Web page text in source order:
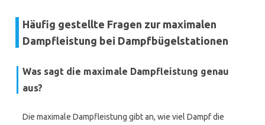
Häufig gestellte Fragen zur maximalen
Dampfleistung bei Dampfbügelstationen
Was sagt die maximale Dampfleistung genau
aus?
Die maximale Dampfleistung gibt an, wie viel Dampf die